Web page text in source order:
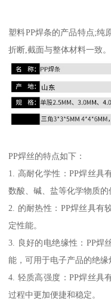
塑料PP焊条的产品特点;纯
折断,截面与整体材料一致。
PP焊丝的特点如下：
1. 高耐化学性：PP焊丝具
数酸、碱、盐等化学物质的
2. 的耐热性：PP焊丝具有
定性能。
3. 良好的电绝缘性：PP焊
能，可用于电子产品的绝缘
4. 轻质高强度：PP焊丝具
过程中更加便捷和稳定。